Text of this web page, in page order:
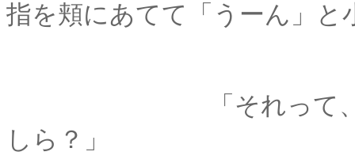
指を頬にあてて「うーん」と
「それって、いつ頃
しら？」